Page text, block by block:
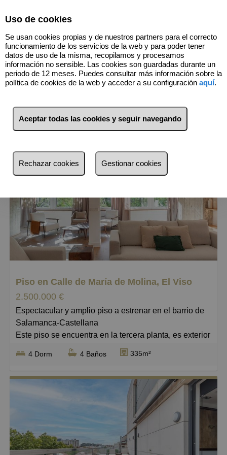
2 Inmuebles Chamartín (Madrid)
más reciente
Menos reciente
Caros
Pequeños
Grandes
Piso en Calle de María de Molina, El Viso
2.500.000 €
Espectacular y amplio piso a estrenar en el barrio de
Salamanca-Castellana
Este piso se encuentra en la tercera planta, es exterior
y cuenta con 2 terrazas a ambos lados de un salón
con cristalera con vistas, situado en el céntrico barrio
de El Viso, al lado de la Plaza de Gregorio Marañón.
Es una vivienda que cuenta con techos altos y que
constará de 4 habitaciones, 4 baños completos en
suite, 2 de ellos con tanto bañera como ducha y los
restantes con ducha, un aseo, salón, comedor y
cocina equipada.
4 Dorm 4 Baños 335m²
Uso de cookies
Se usan cookies propias y de nuestros partners para el correcto
funcionamiento de los servicios de la web y para poder tener
datos de uso de la misma, recopilamos y procesamos
información no sensible. Las cookies son guardadas durante un
periodo de 12 meses. Puedes consultar más información sobre la
política de cookies de la web y acceder a su configuración aquí.
Aceptar todas las cookies y seguir navegando
Rechazar cookies Gestionar cookies